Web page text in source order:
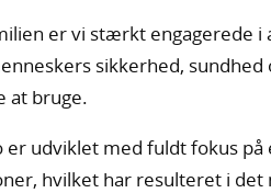
er vi stærkt engagerede
sikkerhed,
at bruge.
er udviklet med fuldt fokus
hvilket har resulteret i